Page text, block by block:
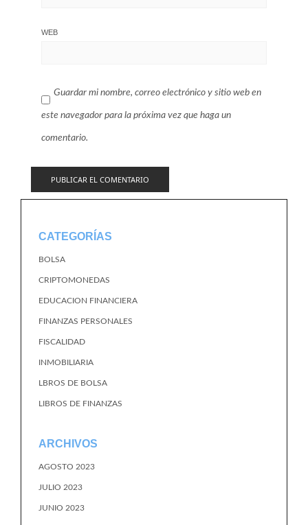
WEB
Guardar mi nombre, correo electrónico y sitio web en
este navegador para la próxima vez que haga un
comentario.
CATEGORÍAS
BOLSA
CRIPTOMONEDAS
EDUCACION FINANCIERA
FINANZAS PERSONALES
FISCALIDAD
INMOBILIARIA
LBROS DE BOLSA
LIBROS DE FINANZAS
ARCHIVOS
AGOSTO 2023
JULIO 2023
JUNIO 2023